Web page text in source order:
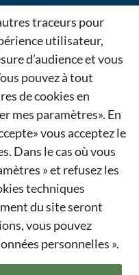
Salon Espace Public
à Municipalia
spécialisée dans
traceurs pour
utilisateur,
d’audience et vous
pouvez à tout
de cookies en
mes paramètres». En
vous acceptez le
Dans le cas où vous
» et refusez les
techniques
du site seront
vous pouvez
personnelles ».